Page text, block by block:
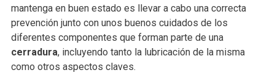
mantenga en buen estado es llevar a cabo una correcta
prevención junto con unos buenos cuidados de los
diferentes componentes que forman parte de una
cerradura, incluyendo tanto la lubricación de la misma
como otros aspectos claves.